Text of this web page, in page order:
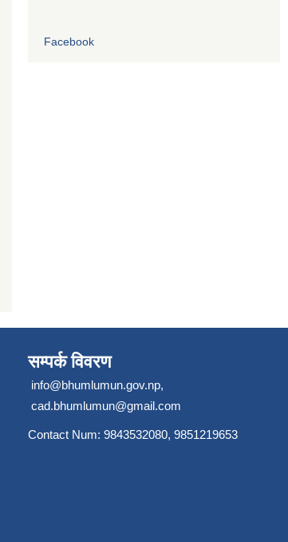
Facebook
सम्पर्क विवरण
info@bhumlumun.gov.np,
cad.bhumlumun@gmail.com
Contact Num: 9843532080, 9851219653